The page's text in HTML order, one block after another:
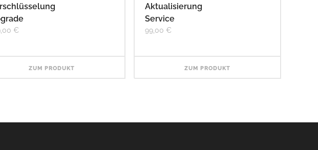
€
ZUM PRODUKT
Aktualisierung
Service
99,00 €
ZUM PRODUKT